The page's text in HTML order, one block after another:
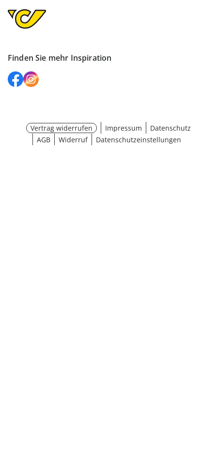
Finden Sie mehr Inspiration
Vertrag widerrufen Impressum
Datenschutz
AGB
Widerruf Datenschutzeinstellungen